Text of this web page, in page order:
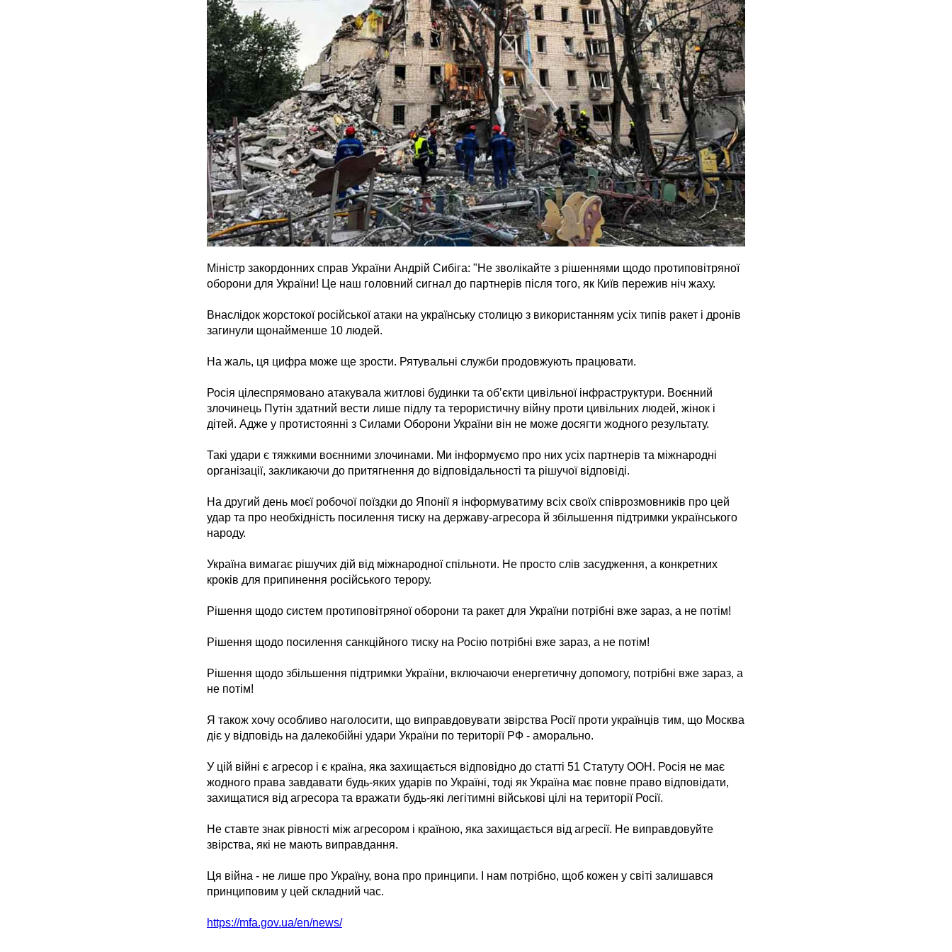
Міністр закордонних справ України Андрій Сибіга: "Не зволікайте з рішеннями щодо протиповітряної
оборони для України! Це наш головний сигнал до партнерів після того, як Київ пережив ніч жаху.
Внаслідок жорстокої російської атаки на українську столицю з використанням усіх типів ракет і дронів
загинули щонайменше 10 людей.
На жаль, ця цифра може ще зрости. Рятувальні служби продовжують працювати.
Росія цілеспрямовано атакувала житлові будинки та обʼєкти цивільної інфраструктури. Воєнний
злочинець Путін здатний вести лише підлу та терористичну війну проти цивільних людей, жінок і
дітей. Адже у протистоянні з Силами Оборони України він не може досягти жодного результату.
Такі удари є тяжкими воєнними злочинами. Ми інформуємо про них усіх партнерів та міжнародні
організації, закликаючи до притягнення до відповідальності та рішучої відповіді.
На другий день моєї робочої поїздки до Японії я інформуватиму всіх своїх співрозмовників про цей
удар та про необхідність посилення тиску на державу-агресора й збільшення підтримки українського
народу.
Україна вимагає рішучих дій від міжнародної спільноти. Не просто слів засудження, а конкретних
кроків для припинення російського терору.
Рішення щодо систем протиповітряної оборони та ракет для України потрібні вже зараз, а не потім!
Рішення щодо посилення санкційного тиску на Росію потрібні вже зараз, а не потім!
Рішення щодо збільшення підтримки України, включаючи енергетичну допомогу, потрібні вже зараз, а
не потім!
Я також хочу особливо наголосити, що виправдовувати звірства Росії проти українців тим, що Москва
діє у відповідь на далекобійні удари України по території РФ - аморально.
У цій війні є агресор і є країна, яка захищається відповідно до статті 51 Статуту ООН. Росія не має
жодного права завдавати будь-яких ударів по Україні, тоді як Україна має повне право відповідати,
захищатися від агресора та вражати будь-які легітимні військові цілі на території Росії.
Не ставте знак рівності між агресором і країною, яка захищається від агресії. Не виправдовуйте
звірства, які не мають виправдання.
Ця війна - не лише про Україну, вона про принципи. І нам потрібно, щоб кожен у світі залишався
принциповим у цей складний час.
https://mfa.gov.ua/en/news/